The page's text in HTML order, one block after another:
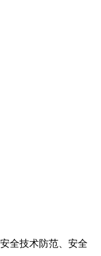
全技术防范、安全